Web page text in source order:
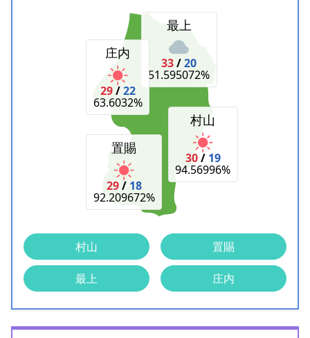
最上
33/20
51.595072%
庄内
29/22
63.6032%
村山
30/ 19
94.56996%
置賜
29/ 18
92.209672%
村山 置賜
最上 庄内